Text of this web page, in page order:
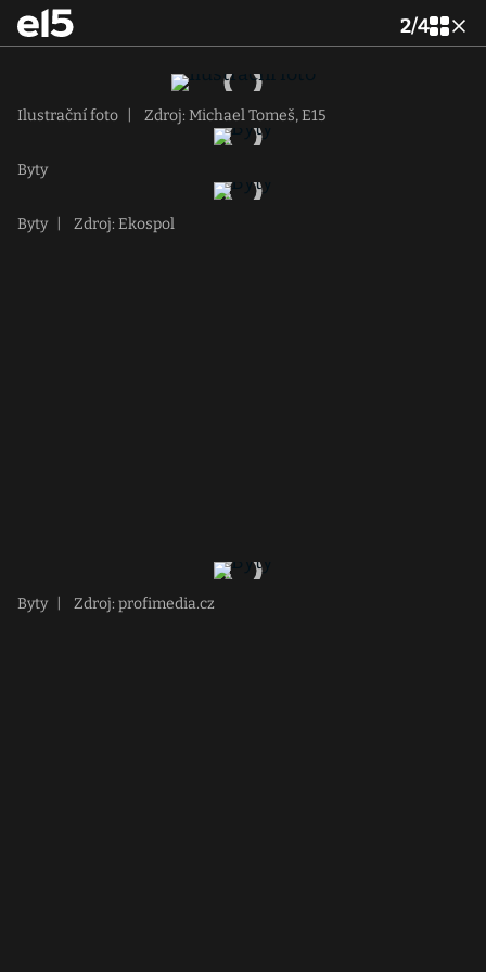
2/4
Ilustrační foto Zdroj: Michael Tomeš, E15
Byty
Byty Zdroj: Ekospol
Byty Zdroj: profimedia.cz